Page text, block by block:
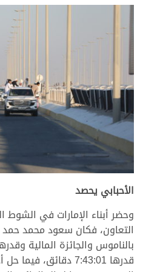
الأحبابي يحصد
وحضر أبناء الإمارات في
التعاون، فكان سعود محمد حمد
قدرها 7:43:01 دقائق،